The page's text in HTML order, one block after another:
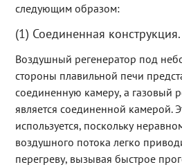
следующим образом:
(1) Соединенная конструкция.
Воздушный регенератор под
стороны плавильной печи
соединенную камеру, а газовый
является соединенной камерой.
используется, поскольку
воздушного потока легко
перегреву, вызывая быстрое